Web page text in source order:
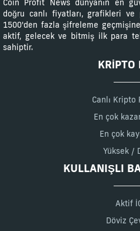
Coin Profit News dünyanın en
doğru canlı fiyatları, grafikleri ve
1500'den fazla şifreleme
aktif, gelecek ve bitmiş ilk para
sahiptir.
KRIPTO
Canlı Kripto
En çok
En çok
Yüksek /
KULLANIŞLI
Aktif
Döviz